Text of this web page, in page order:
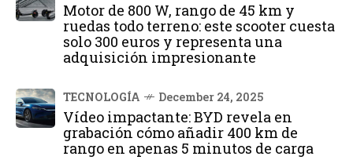
Motor de 800 W, rango de 45 km y
ruedas todo terreno: este scooter cuesta
solo 300 euros y representa una
adquisición impresionante
TECNOLOGÍA December 24, 2025
Vídeo impactante: BYD revela en
grabación cómo añadir 400 km de
rango en apenas 5 minutos de carga